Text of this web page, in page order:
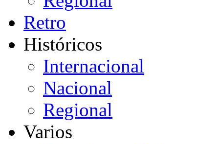
Retro
Históricos
Internacional
Nacional
Regional
Varios